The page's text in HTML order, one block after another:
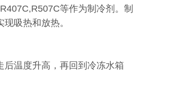
等作为制冷剂。制
吸热和放热。
温度升高，再回到冷冻水箱